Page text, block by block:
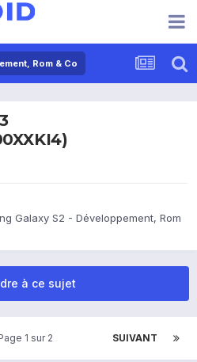
Rom & Co
Galaxy S2 - Développement, Rom
à ce sujet
SUIVANT
1 sur 2